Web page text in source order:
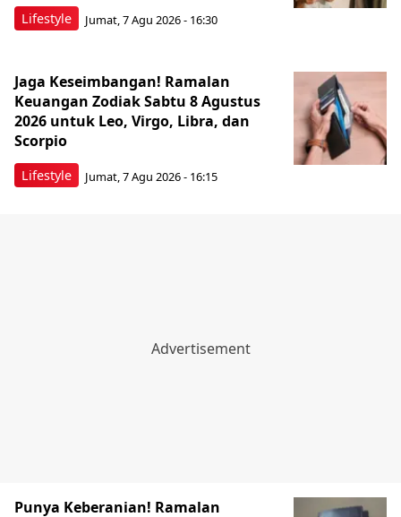
Lifestyle Jumat, 7 Agu 2026 - 16:30
Lifestyle
Jaga Keseimbangan! Ramalan
Keuangan Zodiak Sabtu 8 Agustus
2026 untuk Leo, Virgo, Libra, dan
Scorpio
Jumat, 7 Agu 2026 - 16:15
Punya Keberanian! Ramalan